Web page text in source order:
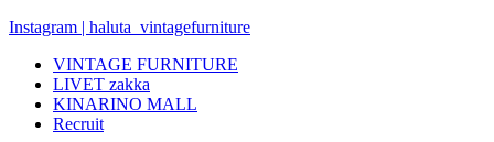
Instagram | haluta_vintagefurniture
VINTAGE FURNITURE
LIVET zakka
KINARINO MALL
Recruit